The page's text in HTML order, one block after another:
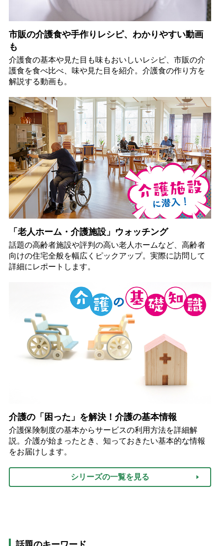
市販の介護食や手作りレシピ、わかりやすい動画
も
介護食の基本や見た目も味もおいしいレシピ、市販の介
護食を食べ比べ、味や見た目を紹介。介護食の作り方を
解説する動画も。
「老人ホーム・介護施設」ウォッチング
話題の高齢者施設や評判の高い老人ホームなど、高齢者
向けの住宅全般を幅広くピックアップ。実際に訪問して
詳細にレポートします。
介護の「困った」を解決！介護の基本情報
介護保険制度の基本からサービスの利用方法を詳細解
説。介護が始まったとき、知っておきたい基本的な情報
をお届けします。
シリーズの一覧を見る